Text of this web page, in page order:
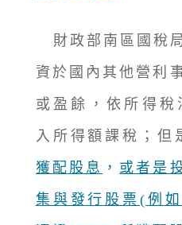
財政部南區國稅
資於國內其他營利
或盈餘，依所得
入所得額課稅；但
獲配股息 ， 或者是
集與發行股票(例